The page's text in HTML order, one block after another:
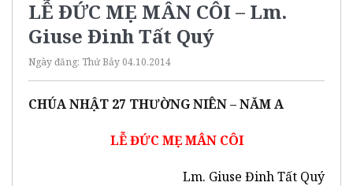
LỄ ĐỨC MẸ MÂN CÔI – Lm.
Giuse Đinh Tất Quý
Ngày đăng: Thứ Bảy 04.10.2014
CHÚA NHẬT 27 THƯỜNG NIÊN – NĂM A
LỄ ĐỨC MẸ MÂN CÔI
Lm. Giuse Đinh Tất Quý